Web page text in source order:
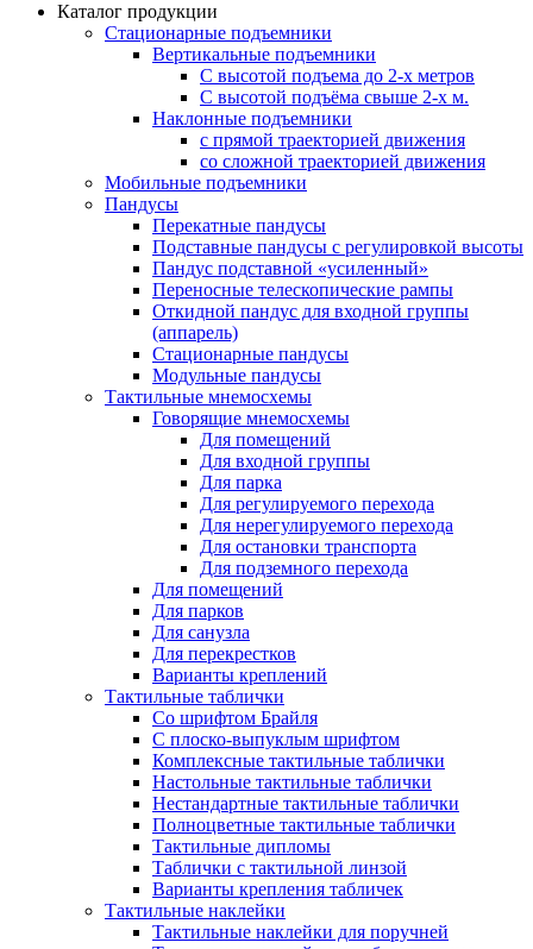
Каталог продукции
Стационарные подъемники
Вертикальные подъемники
С высотой подъема до 2-х метров
С высотой подъёма свыше 2-х м.
Наклонные подъемники
с прямой траекторией движения
со сложной траекторией движения
Мобильные подъемники
Пандусы
Перекатные пандусы
Подставные пандусы с регулировкой выcоты
Пандус подставной «усиленный»
Переносные телескопические рампы
Откидной пандус для входной группы
(аппарель)
Стационарные пандусы
Модульные пандусы
Тактильные мнемосхемы
Говорящие мнемосхемы
Для помещений
Для входной группы
Для парка
Для регулируемого перехода
Для нерегулируемого перехода
Для остановки транспорта
Для подземного перехода
Для помещений
Для парков
Для санузла
Для перекрестков
Варианты креплений
Тактильные таблички
Со шрифтом Брайля
С плоско-выпуклым шрифтом
Комплексные тактильные таблички
Настольные тактильные таблички
Нестандартные тактильные таблички
Полноцветные тактильные таблички
Тактильные дипломы
Таблички с тактильной линзой
Варианты крепления табличек
Тактильные наклейки
Тактильные наклейки для поручней